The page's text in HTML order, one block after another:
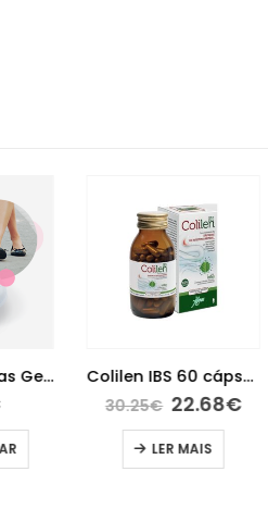
Scholl Palmilhas GelActiv para sapatos rasos
Colilen IBS 60 cápsulas
30.25€ O
original
era:
22.68€O
atual
é:
LER MAIS